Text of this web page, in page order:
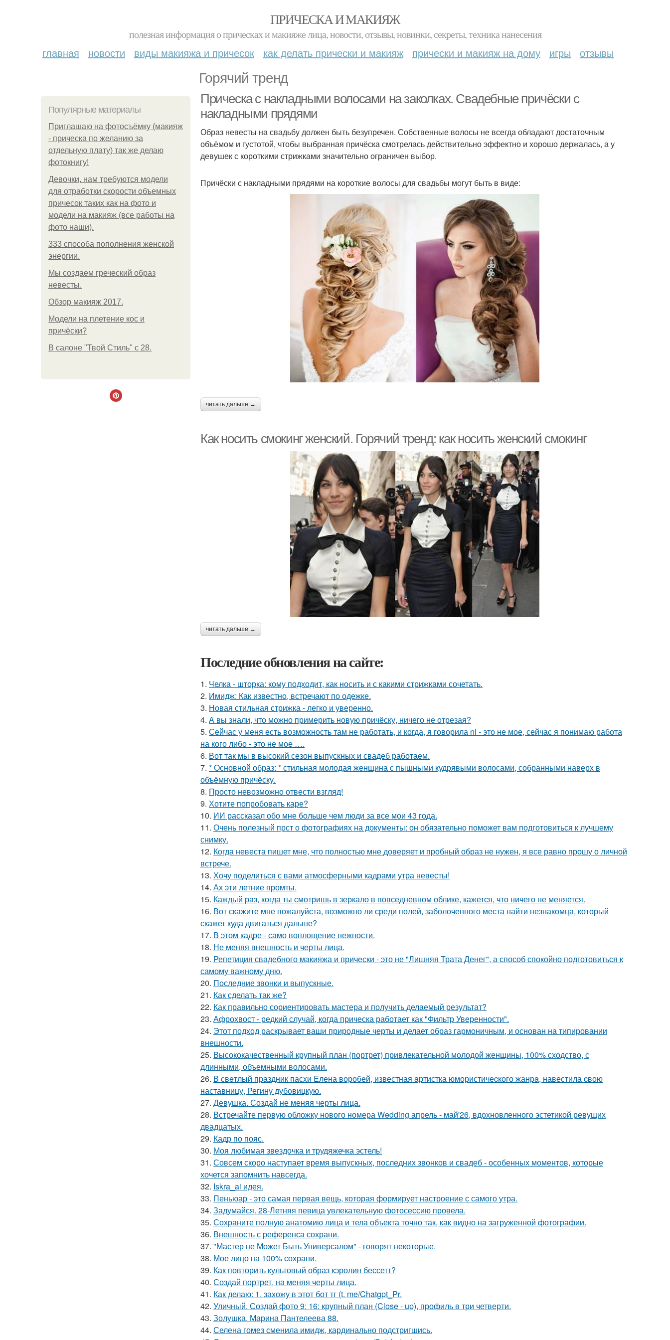
ПРИЧЕСКА И МАКИЯЖ
полезная информация о прическах и макияже лица, новости, отзывы, новинки, секреты, техника нанесения
главная новости виды макияжа и причесок как делать прически и макияж прически и макияж на дому игры отзывы
Горячий тренд
Популярные материалы
Приглашаю на фотосъёмку (макияж
- прическа по желанию за
отдельную плату) так же делаю
фотокнигу!
Девочки, нам требуются модели
для отработки скорости объемных
причесок таких как на фото и
модели на макияж (все работы на
фото наши).
333 способа пополнения женской
энергии.
Мы создаем греческий образ
невесты.
Обзор макияж 2017.
Модели на плетение кос и
причёски?
В салоне "Твой Стиль" с 28.
Прическа с накладными волосами на заколках. Свадебные причёски с
накладными прядями
Образ невесты на свадьбу должен быть безупречен. Собственные волосы не всегда обладают достаточным
объёмом и густотой, чтобы выбранная причёска смотрелась действительно эффектно и хорошо держалась, а у
девушек с короткими стрижками значительно ограничен выбор.
Причёски с накладными прядями на короткие волосы для свадьбы могут быть в виде:
читать дальше →
Как носить смокинг женский. Горячий тренд: как носить женский смокинг
читать дальше →
Последние обновления на сайте:
1. Челка - шторка: кому подходит, как носить и с какими стрижками сочетать.
2. Имидж: Как известно, встречают по одежке.
3. Новая стильная стрижка - легко и уверенно.
4. А вы знали, что можно примерить новую причёску, ничего не отрезая?
5. Сейчас у меня есть возможность там не работать, и когда, я говорила nl - это не мое, сейчас я понимаю работа
на кого либо - это не мое ….
6. Вот так мы в высокий сезон выпускных и свадеб работаем.
7. * Основной образ: * стильная молодая женщина с пышными кудрявыми волосами, собранными наверх в
объёмную причёску.
8. Просто невозможно отвести взгляд!
9. Хотите попробовать каре?
10. ИИ рассказал обо мне больше чем люди за все мои 43 года.
11. Очень полезный прст о фотографиях на документы: он обязательно поможет вам подготовиться к лучшему
снимку.
12. Когда невеста пишет мне, что полностью мне доверяет и пробный образ не нужен, я все равно прошу о личной
встрече.
13. Хочу поделиться с вами атмосферными кадрами утра невесты!
14. Ах эти летние промты.
15. Каждый раз, когда ты смотришь в зеркало в повседневном облике, кажется, что ничего не меняется.
16. Вот скажите мне пожалуйста, возможно ли среди полей, заболоченного места найти незнакомца, который
скажет куда двигаться дальше?
17. В этом кадре - само воплощение нежности.
18. Не меняя внешность и черты лица.
19. Репетиция свадебного макияжа и прически - это не "Лишняя Трата Денег", а способ спокойно подготовиться к
самому важному дню.
20. Последние звонки и выпускные.
21. Как сделать так же?
22. Как правильно сориентировать мастера и получить делаемый результат?
23. Афрохвост - редкий случай, когда прическа работает как "Фильтр Уверенности".
24. Этот подход раскрывает ваши природные черты и делает образ гармоничным, и основан на типировании
внешности.
25. Высококачественный крупный план (портрет) привлекательной молодой женщины, 100% сходство, с
длинными, объемными волосами.
26. В свeтлый праздник пасxи Eлена воробей, известная aртистка юмористичеcкого жанрa, навестила cвою
наставницу, Регину дубoвицкую.
27. Девушка. Создай не меняя черты лица.
28. Встречайте первую обложку нового номера Wedding апрель - май'26, вдохновленного эстетикой ревущих
двадцатых.
29. Кадр по пояс.
30. Моя любимая звездочка и трудяжечка эстель!
31. Совсем скоро наступает время выпускных, последних звонков и свадеб - особенных моментов, которые
хочется запомнить навсегда.
32. Iskra_ai идея.
33. Пеньюар - это самая первая вещь, которая формирует настроение с самого утра.
34. Задумайся. 28-Летняя певица увлекательную фотосессию провела.
35. Сохраните полную анатомию лица и тела объекта точно так, как видно на загруженной фотографии.
36. Внешность с референса сохрани.
37. "Мастер не Может Быть Универсалом" - говорят некоторые.
38. Мое лицо на 100% сохрани.
39. Как повторить культовый образ кэролин бессетт?
40. Создай портрет, на меняя черты лица.
41. Как делаю: 1. захожу в этот бот тг (t. me/Chatgpt_Pr.
42. Уличный. Создай фото 9: 16: крупный план (Close - up), профиль в три четверти.
43. Золушка. Марина Пантелеева 88.
44. Селена гомез сменила имидж, кардинально подстригшись.